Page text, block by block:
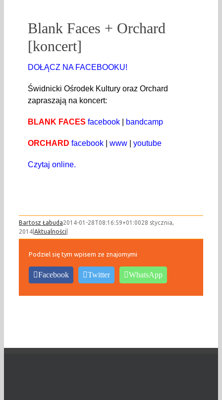
Blank Faces + Orchard
[koncert]
DOŁĄCZ NA FACEBOOKU!
Świdnicki Ośrodek Kultury oraz Orchard
zapraszają na koncert:
BLANK FACES facebook bandcamp
ORCHARD facebook www youtube
Czytaj online.
Bartosz Łabuda2014-01-28T08:16:59+01:0028 stycznia,
2014 Aktualności
Podziel się tym wpisem ze znajomymi
Facebook Twitter WhatsApp